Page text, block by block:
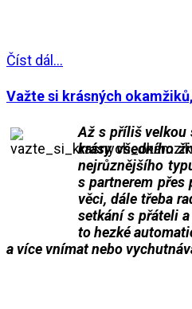
Číst dál...
Važte si krásných
Až s příliš velkou
krásy všedního
nejrůznějšího
s partnerem přes
věci, dále třeba
setkání s přáteli
to hezké
a více vnímat nebo